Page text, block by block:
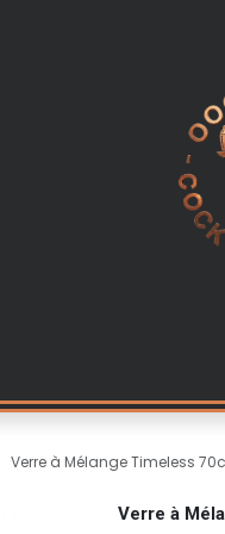
Verre à Mélange Timeless
Verre à